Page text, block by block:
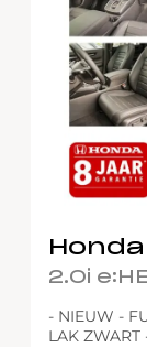
Demo (2)
Nieuw
Occasion
Prijs
17950-
Brandstof
Benzine
2.0i
- NIEUW -
LAK ZWART